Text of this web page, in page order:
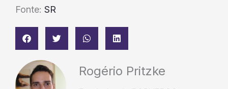
Fonte: SR
Rogério Pritzke